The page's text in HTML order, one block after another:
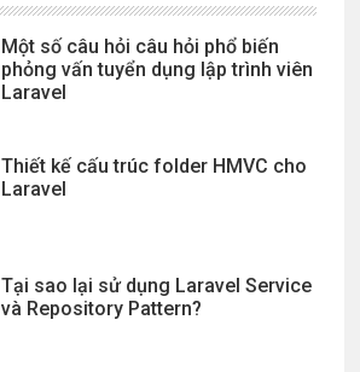
Một số câu hỏi câu hỏi phổ biến
phỏng vấn tuyển dụng lập trình viên
Laravel
Thiết kế cấu trúc folder HMVC cho
Laravel
Tại sao lại sử dụng Laravel Service
và Repository Pattern?